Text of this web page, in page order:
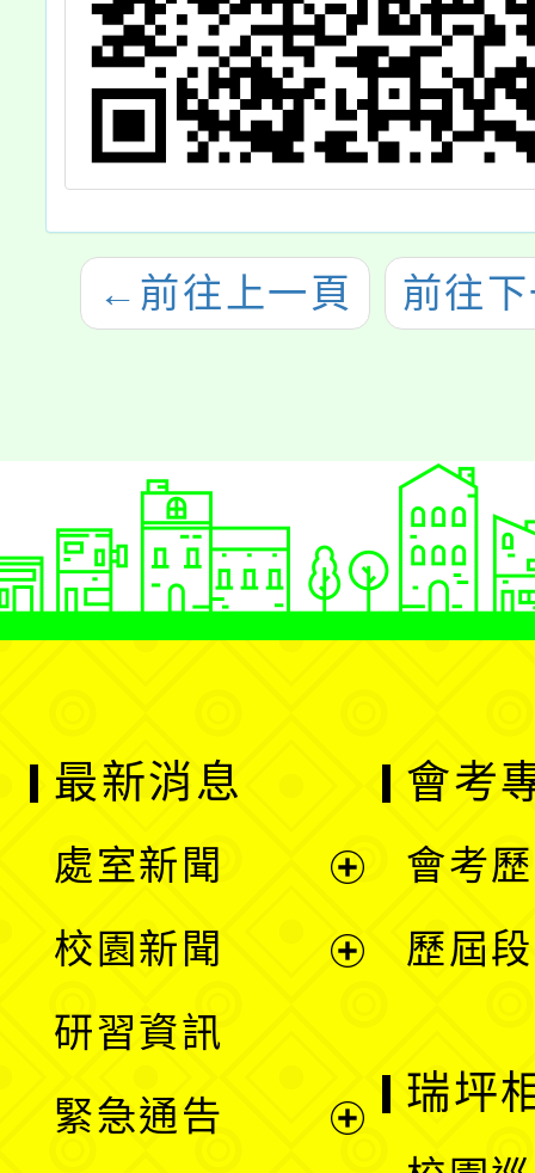
← 前往上一頁 前往
最新消息
處室新聞
單
校園新聞
選
研習資訊
緊急通告
會考
會考
歷屆
瑞坪